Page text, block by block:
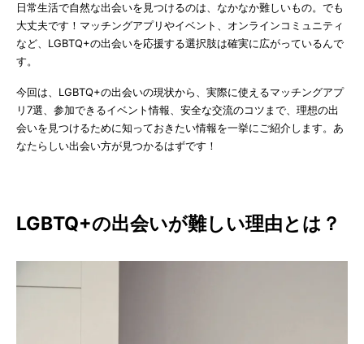
日常生活で自然な出会いを見つけるのは、なかなか難しいもの。でも
大丈夫です！マッチングアプリやイベント、オンラインコミュニティ
など、LGBTQ+の出会いを応援する選択肢は確実に広がっているんで
す。
今回は、LGBTQ+の出会いの現状から、実際に使えるマッチングアプ
リ7選、参加できるイベント情報、安全な交流のコツまで、理想の出
会いを見つけるために知っておきたい情報を一挙にご紹介します。あ
なたらしい出会い方が見つかるはずです！
LGBTQ+の出会いが難しい理由とは？